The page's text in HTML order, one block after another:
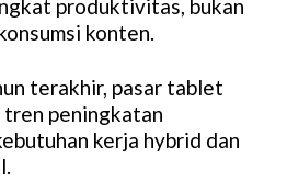
produktivitas, bukan
konten.
terakhir, pasar tablet
tren peningkatan
kerja hybrid dan